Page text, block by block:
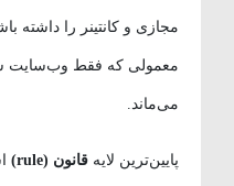
مجازی و کانتینر را داشته
معمولی که فقط وب‌سایت
می‌ماند.
پایین‌ترین لایه قانون (rule)